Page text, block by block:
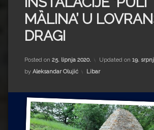
Impressum
Milenko Strižak
Drugi autori
Drugi autori
Ljiljana Lekanić-Kljaić
Željko Krznarić
Mario Lovreković
MȀLINA’ U
DRAGI
Posted on 25. lipnja 2020. Updated on 19.
by Aleksandar Olujić Kategorije:
Libar